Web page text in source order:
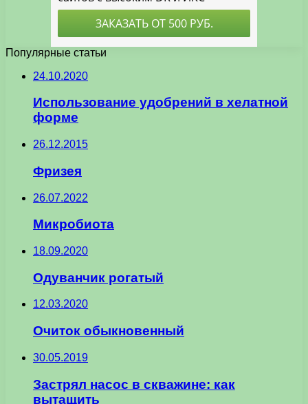
Популярные статьи
24.10.2020
Использование удобрений в хелатной
форме
26.12.2015
Фризея
26.07.2022
Микробиота
18.09.2020
Одуванчик рогатый
12.03.2020
Очиток обыкновенный
30.05.2019
Застрял насос в скважине: как
вытащить